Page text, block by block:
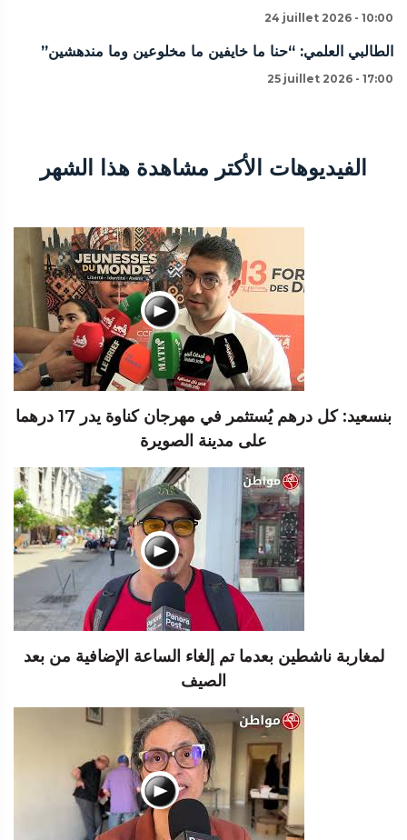
24 juillet 2026 - 10:00
الطالبي العلمي: “حنا ما خايفين ما مخلوعين وما مندهشين”
25 juillet 2026 - 17:00
الفيديوهات الأكتر مشاهدة هذا الشهر
بنسعيد: كل درهم يُستثمر في مهرجان كناوة يدر 17 درهما
على مدينة الصويرة
لمغاربة ناشطين بعدما تم إلغاء الساعة الإضافية من بعد
الصيف